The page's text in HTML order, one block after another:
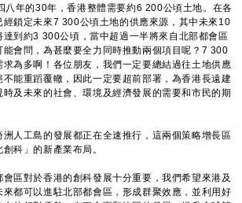
八年的30年，香港整體需要約6 200公頃土地。在各
經鎖定未來7 300公頃土地的供應來源，其中未來10
到約3 300公頃，當中超過一半將來自北部都會區
會問，為甚麼要全力同時推動兩個項目呢？7 300
為多啊！各位朋友，我們一定要總結過往土地供應
能重蹈覆轍，因此一定要超前部署，為香港長遠建
及未來的社會、環境及經濟發展的需要和市民的期
工島的發展都正在全速推行，這兩個策略增長區
科」的新產業布局。
對於香港的創科發展十分重要，我們希望來港及
都可以進駐北部都會區，形成群聚效應，並利用好